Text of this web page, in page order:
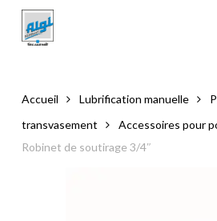
main
Accueil Lubrification manuelle
transvasement
Accessoires pour
Robinet de soutirage 3/4″